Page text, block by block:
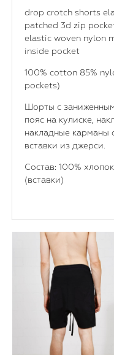
drop crotch shorts
patched 3d zip
elastic woven nylon
inside pocket
100% cotton 85%
pockets)
Шорты с
пояс на кулиске,
накладные карманы
вставки из джерси.
Состав: 100%
(вставки)